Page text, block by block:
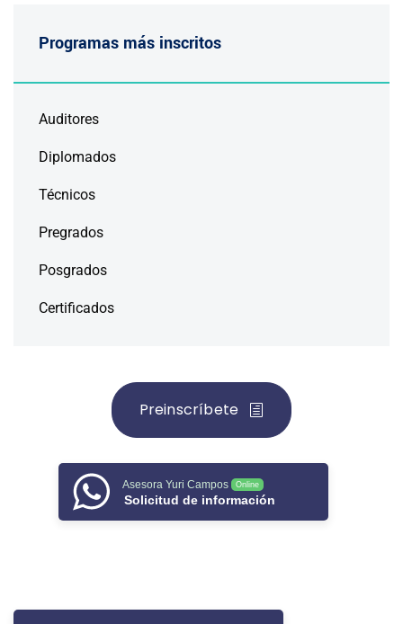
Programas más inscritos
Auditores
Diplomados
Técnicos
Pregrados
Posgrados
Certificados
Preinscríbete
Asesora Yuri Campos Online
Solicitud de información